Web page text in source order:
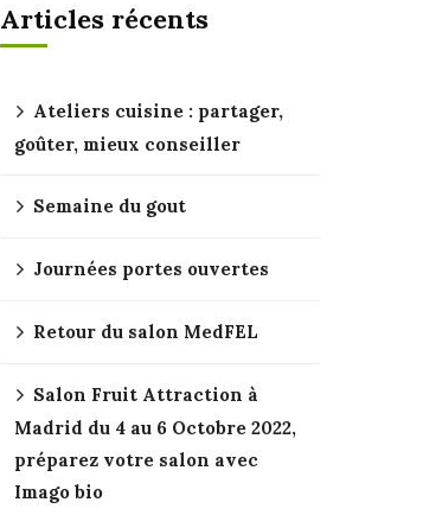
Articles récents
Ateliers cuisine : partager,
goûter, mieux conseiller
Semaine du gout
Journées portes ouvertes
Retour du salon MedFEL
Salon Fruit Attraction à
Madrid du 4 au 6 Octobre 2022,
préparez votre salon avec
Imago bio